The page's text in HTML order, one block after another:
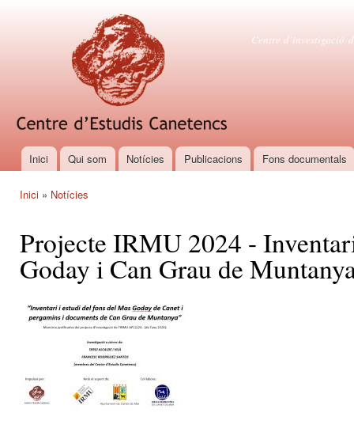
Centre
Centre
Menú principal
Inici Qui som Notícies Publicacions Fons documentals
Inici » Notícies
Projecte IRMU 2024 -
Goday i Can Grau de